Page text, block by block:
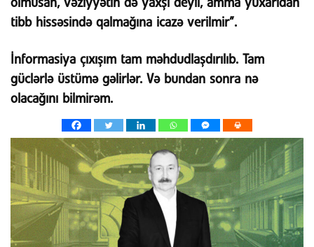
olmusan, vəziyyətin də yaxşı deyil, amma yuxarıdan
tibb hissəsində qalmağına icazə verilmir”.
İnformasiya çıxışım tam məhdudlaşdırılıb. Tam
güclərlə üstümə gəlirlər. Və bundan sonra nə
olacağını bilmirəm.